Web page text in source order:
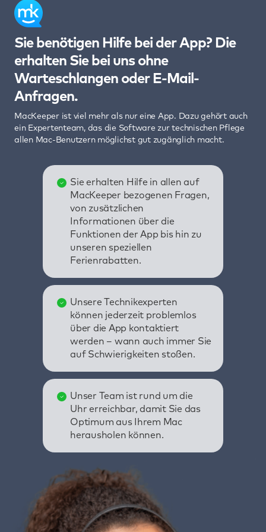
Sie benötigen Hilfe bei der App? Die
erhalten Sie bei uns ohne
Warteschlangen oder E-Mail-
Anfragen.
MacKeeper ist viel mehr als nur eine App. Dazu gehört auch
ein Expertenteam, das die Software zur technischen Pflege
allen Mac-Benutzern möglichst gut zugänglich macht.
Sie erhalten Hilfe in allen auf
MacKeeper bezogenen Fragen,
von zusätzlichen
Informationen über die
Funktionen der App bis hin zu
unseren speziellen
Ferienrabatten.
Unsere Technikexperten
können jederzeit problemlos
über die App kontaktiert
werden – wann auch immer Sie
auf Schwierigkeiten stoßen.
Unser Team ist rund um die
Uhr erreichbar, damit Sie das
Optimum aus Ihrem Mac
herausholen können.